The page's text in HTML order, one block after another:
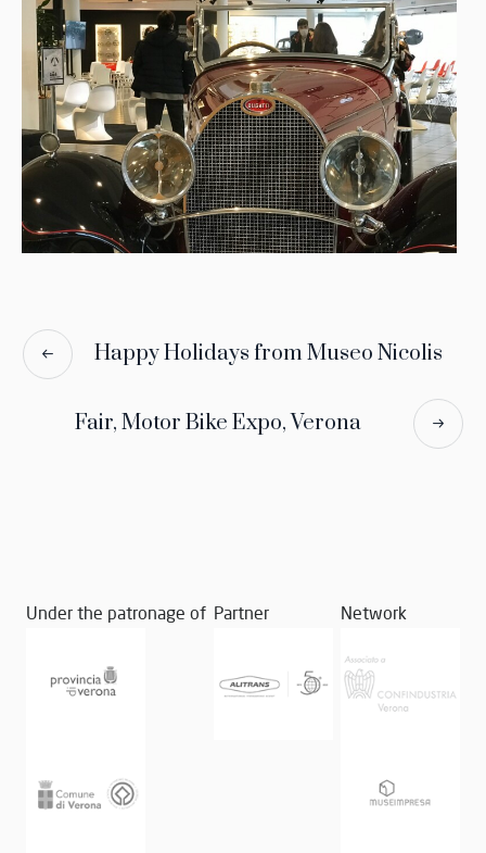
Happy Holidays from Museo Nicolis
Fair, Motor Bike Expo, Verona
Under the patronage of Partner Network